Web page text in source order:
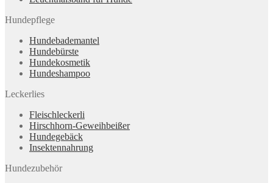
Hundepflege
Hundebademantel
Hundebürste
Hundekosmetik
Hundeshampoo
Leckerlies
Fleischleckerli
Hirschhorn-Geweihbeißer
Hundegebäck
Insektennahrung
Hundezubehör